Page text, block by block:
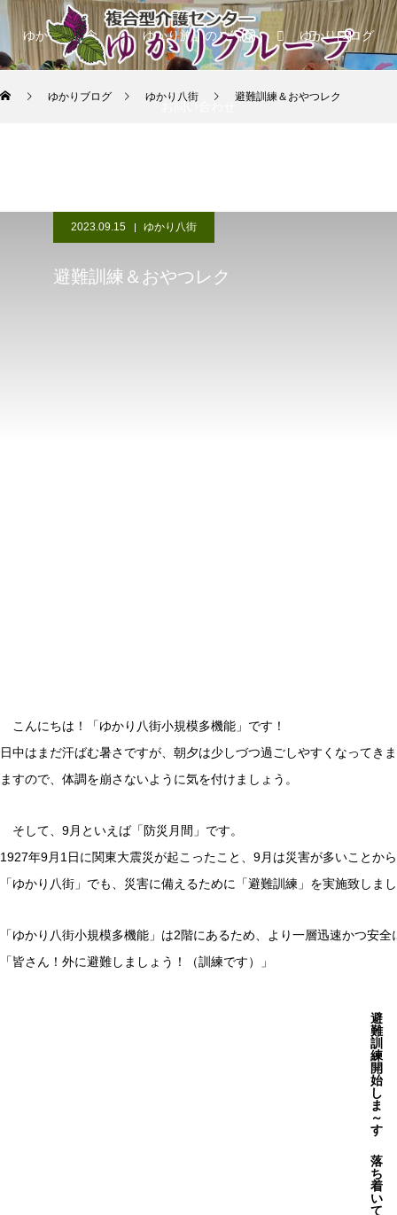
ゆかりの理念 ゆかり施設のご紹介 ゆかりブログ
お問い合わせ
ゆかりブログ ゆかり八街 避難訓練＆おやつレク
2023.09.15 ゆかり八街
避難訓練＆おやつレク
こんにちは！「ゆかり八街小規模多機能」です！
日中はまだ汗ばむ暑さですが、朝夕は少しづつ過ごしやすくなってき
ますので、体調を崩さないように気を付けましょう。
そして、9月といえば「防災月間」です。
1927年9月1日に関東大震災が起こったこと、9月は災害が多いことか
「ゆかり八街」でも、災害に備えるために「避難訓練」を実施致しま
「ゆかり八街小規模多機能」は2階にあるため、より一層迅速かつ安
「皆さん！外に避難しましょう！（訓練です）」
避
難
訓
練
開
始
し
ま
～
す
落
ち
着
い
て